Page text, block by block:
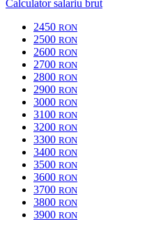
Calculator salariu brut
2450 RON
2500 RON
2600 RON
2700 RON
2800 RON
2900 RON
3000 RON
3100 RON
3200 RON
3300 RON
3400 RON
3500 RON
3600 RON
3700 RON
3800 RON
3900 RON